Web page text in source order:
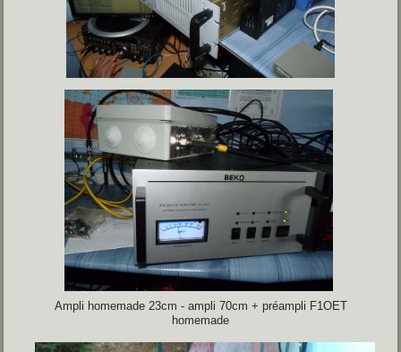
Ampli homemade 23cm - ampli 70cm + préampli F1OET
homemade